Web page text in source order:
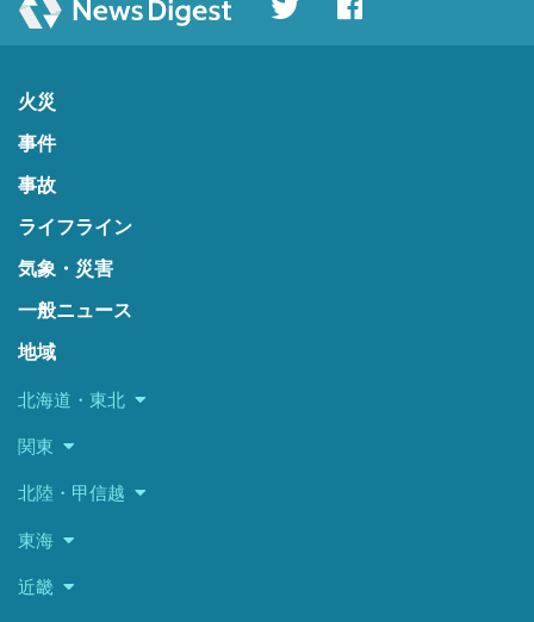
火災
事件
事故
ライフライン
気象・災害
一般ニュース
地域
北海道・東北
関東
北陸・甲信越
東海
近畿